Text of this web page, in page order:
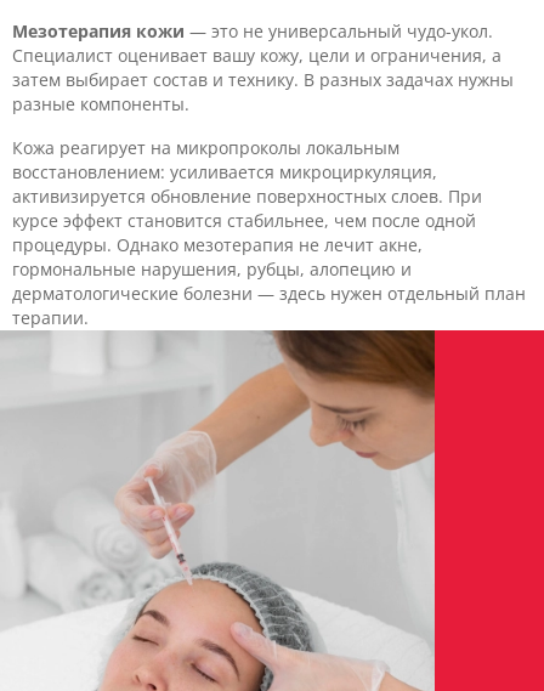
Мезотерапия кожи — это не универсальный чудо-укол.
Специалист оценивает вашу кожу, цели и ограничения, а
затем выбирает состав и технику. В разных задачах нужны
разные компоненты.
Кожа реагирует на микропроколы локальным
восстановлением: усиливается микроциркуляция,
активизируется обновление поверхностных слоев. При
курсе эффект становится стабильнее, чем после одной
процедуры. Однако мезотерапия не лечит акне,
гормональные нарушения, рубцы, алопецию и
дерматологические болезни — здесь нужен отдельный план
терапии.